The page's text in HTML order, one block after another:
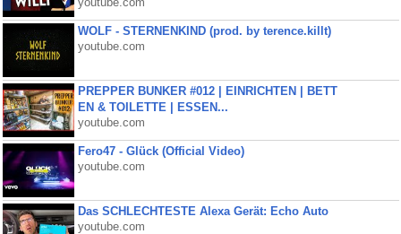
youtube.com
WOLF - STERNENKIND (prod. by terence.killt)
youtube.com
PREPPER BUNKER #012 | EINRICHTEN | BETT
EN & TOILETTE | ESSEN...
youtube.com
Fero47 - Glück (Official Video)
youtube.com
Das SCHLECHTESTE Alexa Gerät: Echo Auto
youtube.com